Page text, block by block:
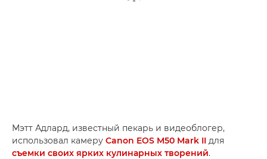
Мэтт Адлард, известный пекарь и видеоблогер,
использовал камеру Canon EOS M50 Mark II для
съемки своих ярких кулинарных творений.